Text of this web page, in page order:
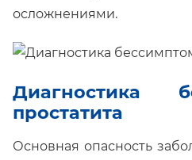
осложнениями.
Диагностика
простатита
Основная опасность